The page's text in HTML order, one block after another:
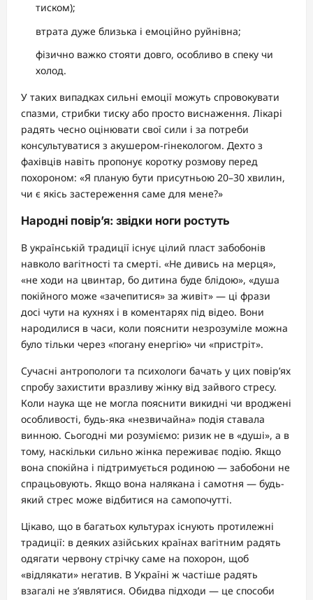
тиском);
втрата дуже близька і емоційно руйнівна;
фізично важко стояти довго, особливо в спеку чи
холод.
У таких випадках сильні емоції можуть спровокувати
спазми, стрибки тиску або просто виснаження. Лікарі
радять чесно оцінювати свої сили і за потреби
консультуватися з акушером-гінекологом. Дехто з
фахівців навіть пропонує коротку розмову перед
похороном: «Я планую бути присутньою 20–30 хвилин,
чи є якісь застереження саме для мене?»
Народні повір’я: звідки ноги ростуть
В українській традиції існує цілий пласт забобонів
навколо вагітності та смерті. «Не дивись на мерця»,
«не ходи на цвинтар, бо дитина буде блідою», «душа
покійного може «зачепитися» за живіт» — ці фрази
досі чути на кухнях і в коментарях під відео. Вони
народилися в часи, коли пояснити незрозуміле можна
було тільки через «погану енергію» чи «пристріт».
Сучасні антропологи та психологи бачать у цих повір’ях
спробу захистити вразливу жінку від зайвого стресу.
Коли наука ще не могла пояснити викидні чи вроджені
особливості, будь-яка «незвичайна» подія ставала
винною. Сьогодні ми розуміємо: ризик не в «душі», а в
тому, наскільки сильно жінка переживає подію. Якщо
вона спокійна і підтримується родиною — забобони не
спрацьовують. Якщо вона налякана і самотня — будь-
який стрес може відбитися на самопочутті.
Цікаво, що в багатьох культурах існують протилежні
традиції: в деяких азійських країнах вагітним радять
одягати червону стрічку саме на похорон, щоб
«відлякати» негатив. В Україні ж частіше радять
взагалі не з’являтися. Обидва підходи — це способи